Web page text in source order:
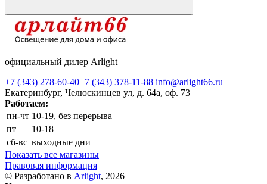
официальный дилер Arlight
+7 (343) 278-60-40+7 (343) 378-11-88 info@arlight66.ru
Екатеринбург, Челюскинцев ул, д. 64а, оф. 73
Работаем:
пн-чт 10-19, без перерыва
пт
10-18
сб-вс выходные дни
Показать все магазины
Правовая информация
© Разработано в Arlight, 2026